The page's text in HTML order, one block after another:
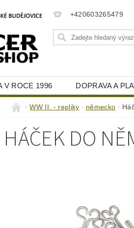
+420603265479
V ROCE 1996 DOPRAVA A
WW II. - repliky německo
HÁČEK DO